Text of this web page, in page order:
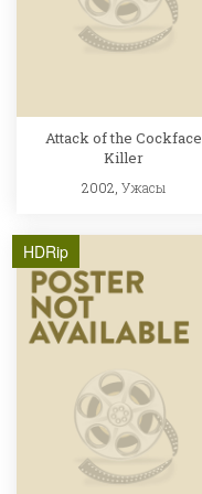
Attack of the Cockface
Killer
2002, Ужасы
HDRip